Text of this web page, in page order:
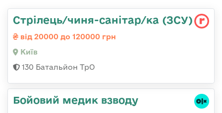
Стрілець/чиня-санітар/ка (ЗСУ)
від 20000 до 120000 грн
Київ
130 Батальйон ТрО
Бойовий медик взводу